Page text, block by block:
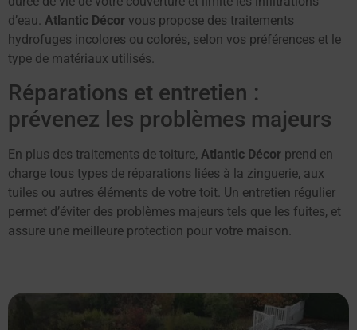
d’eau. Atlantic Décor vous propose des traitements
hydrofuges incolores ou colorés, selon vos préférences et le
type de matériaux utilisés.
Réparations et entretien :
prévenez les problèmes majeurs
En plus des traitements de toiture, Atlantic Décor prend en
charge tous types de réparations liées à la zinguerie, aux
tuiles ou autres éléments de votre toit. Un entretien régulier
permet d’éviter des problèmes majeurs tels que les fuites, et
assure une meilleure protection pour votre maison.